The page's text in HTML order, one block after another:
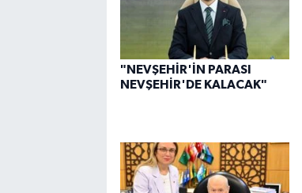
"NEVŞEHİR'İN PARASI
NEVŞEHİR'DE KALACAK"